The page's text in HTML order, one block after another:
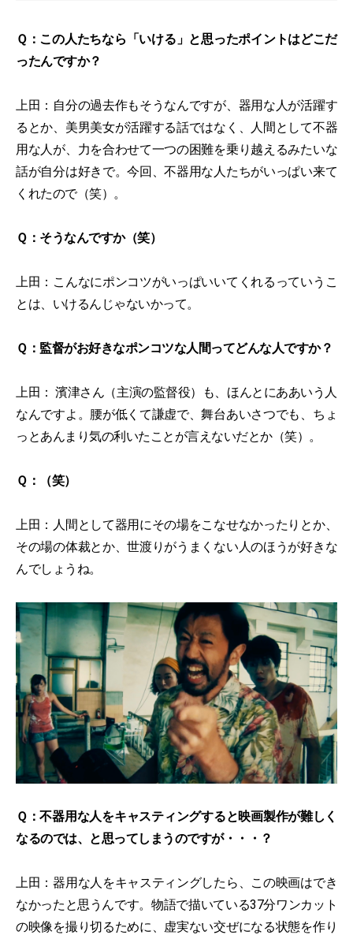
Ｑ：この人たちなら「いける」と思ったポイントはどこだ
ったんですか？
上田：自分の過去作もそうなんですが、器用な人が活躍す
るとか、美男美女が活躍する話ではなく、人間として不器
用な人が、力を合わせて一つの困難を乗り越えるみたいな
話が自分は好きで。今回、不器用な人たちがいっぱい来て
くれたので（笑）。
Ｑ：そうなんですか（笑）
上田：こんなにポンコツがいっぱいいてくれるっていうこ
とは、いけるんじゃないかって。
Ｑ：監督がお好きなポンコツな人間ってどんな人ですか？
上田： 濱津さん（主演の監督役）も、ほんとにああいう人
なんですよ。腰が低くて謙虚で、舞台あいさつでも、ちょ
っとあんまり気の利いたことが言えないだとか（笑）。
Ｑ：（笑）
上田：人間として器用にその場をこなせなかったりとか、
その場の体裁とか、世渡りがうまくない人のほうが好きな
んでしょうね。
Ｑ：不器用な人をキャスティングすると映画製作が難しく
なるのでは、と思ってしまうのですが・・・？
上田：器用な人をキャスティングしたら、この映画はでき
なかったと思うんです。物語で描いている37分ワンカット
の映像を撮り切るために、虚実ない交ぜになる状態を作り